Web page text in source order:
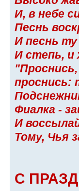
И, в небе
Песнь
И песнь
И степь, и
проснись:
Фиалка -
И
Тому, Чья
С